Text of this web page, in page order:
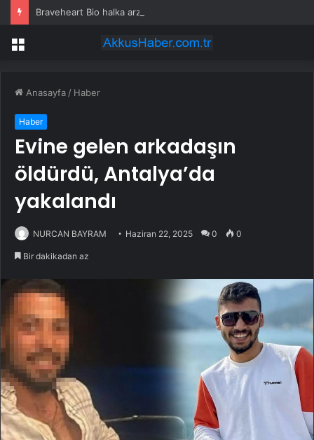
Menü
Anasayfa / Haber
Haber
Evine gelen arkadaşın
öldürdü, Antalya’da
yakalandı
NURCAN BAYRAM Haziran 22, 2025 0 0
Bir dakikadan az